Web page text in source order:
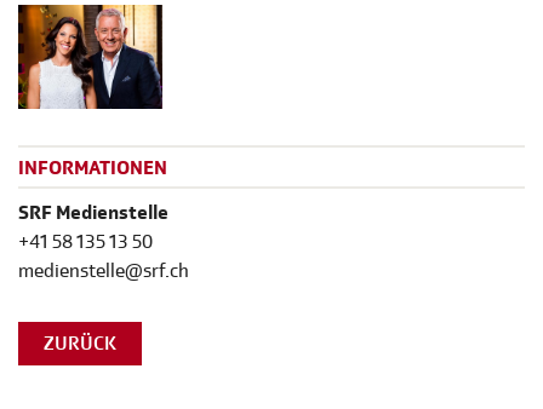
INFORMATIONEN
SRF Medienstelle
+41 58 135 13 50
medienstelle@srf.ch
ZURÜCK